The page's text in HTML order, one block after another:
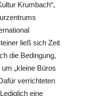
Krumbach“,
ließ sich Zeit
die Bedingung,
„kleine Büros
verrichteten
eine